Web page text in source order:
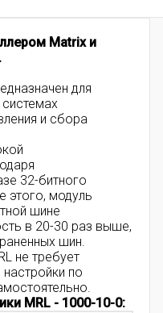
Matrix и
для
и сбора
32-битного
этого, модуль
шине
в 20-30 раз выше,
шин.
не требует
по
MRL - 1000-10-0​: